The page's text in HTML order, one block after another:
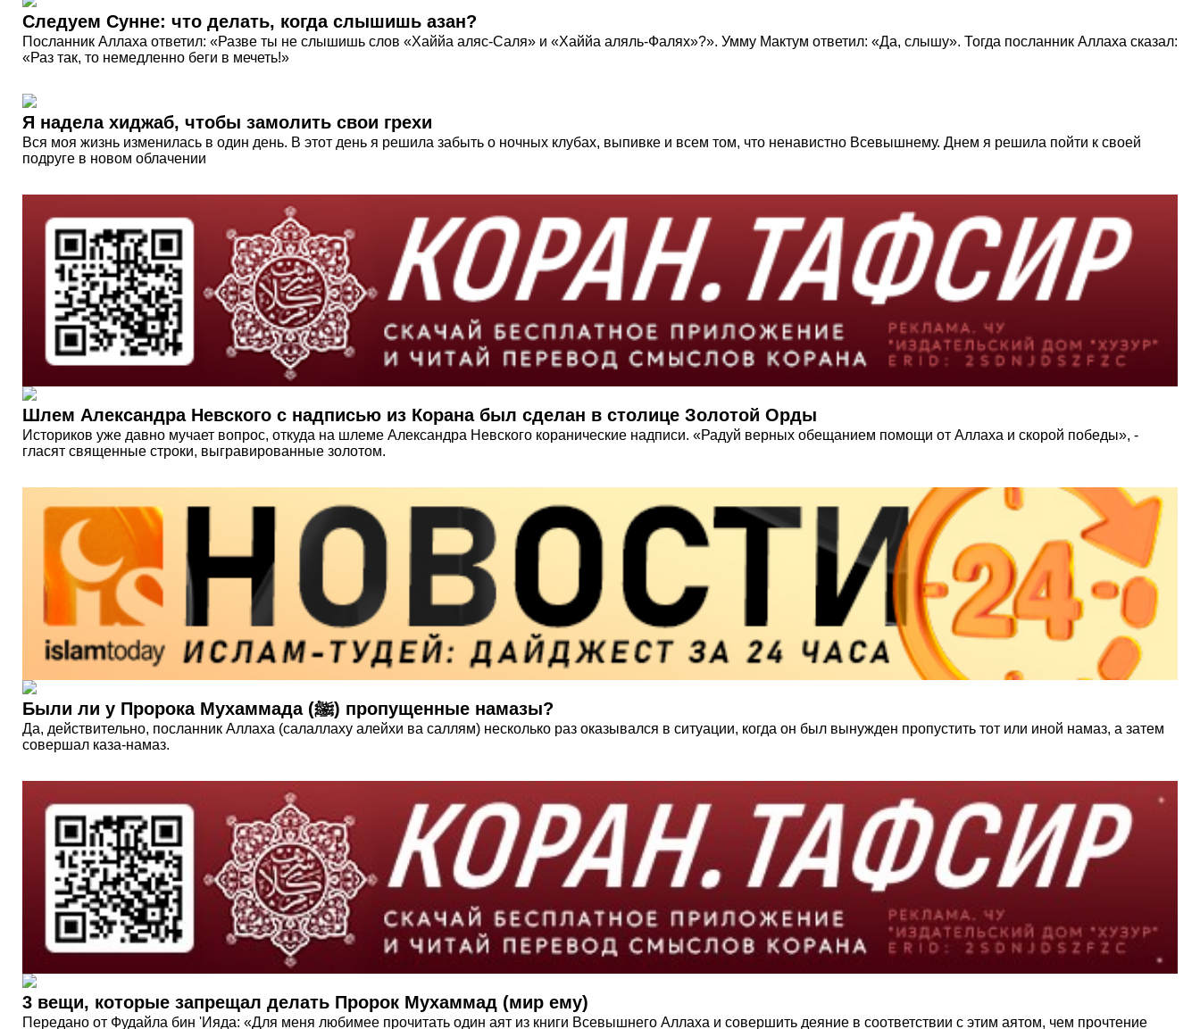
Следуем Сунне: что делать, когда слышишь азан?
Посланник Аллаха ответил: «Разве ты не слышишь слов «Хаййа аляс-Саля» и «Хаййа аляль-Фалях»?». Умму Мактум ответил: «Да, слышу». Тогда посланник Аллаха сказал:
«Раз так, то немедленно беги в мечеть!»
Я надела хиджаб, чтобы замолить свои грехи
Вся моя жизнь изменилась в один день. В этот день я решила забыть о ночных клубах, выпивке и всем том, что ненавистно Всевышнему. Днем я решила пойти к своей
подруге в новом облачении
Шлем Александра Невского с надписью из Корана был сделан в столице Золотой Орды
Историков уже давно мучает вопрос, откуда на шлеме Александра Невского коранические надписи. «Радуй верных обещанием помощи от Аллаха и скорой победы», -
гласят священные строки, выгравированные золотом.
Были ли у Пророка Мухаммада (ﷺ) пропущенные намазы?
Да, действительно, посланник Аллаха (салаллаху алейхи ва саллям) несколько раз оказывался в ситуации, когда он был вынужден пропустить тот или иной намаз, а затем
совершал каза-намаз.
3 вещи, которые запрещал делать Пророк Мухаммад (мир ему)
Передано от Фудайла бин 'Ияда: «Для меня любимее прочитать один аят из книги Всевышнего Аллаха и совершить деяние в соответствии с этим аятом, чем прочтение